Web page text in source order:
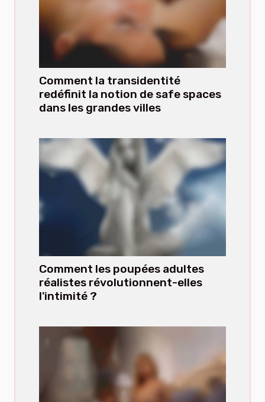
Comment la transidentité
redéfinit la notion de safe spaces
dans les grandes villes
Comment les poupées adultes
réalistes révolutionnent-elles
l'intimité ?